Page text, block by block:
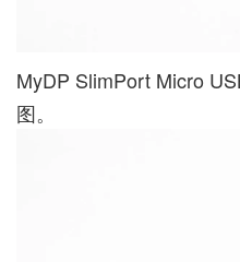
MyDP SlimPort Micro
图。